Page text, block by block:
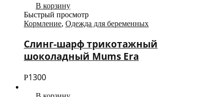
В корзину
Быстрый просмотр
Кормление, Одежда для беременных
Слинг-шарф трикотажный
шоколадный Mums Era
Р1300